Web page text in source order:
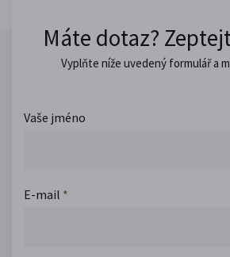
Máte dotaz?
Vyplňte níže uvedený formulář a
Vaše jméno
E-mail *